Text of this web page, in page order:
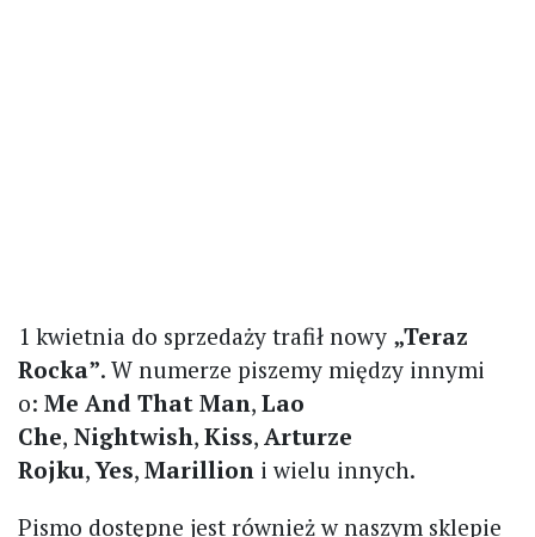
1 kwietnia do sprzedaży trafił nowy „Teraz
Rocka”. W numerze piszemy między innymi
o: Me And That Man, Lao
Che, Nightwish, Kiss, Arturze
Rojku,Yes, Marillion i wielu innych.
Pismo dostępne jest również w naszym sklepie